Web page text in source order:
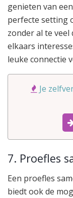
genieten van
perfecte setting
zonder al te
elkaars
leuke connectie
Je
7. Proefles
Een proefles
biedt ook de